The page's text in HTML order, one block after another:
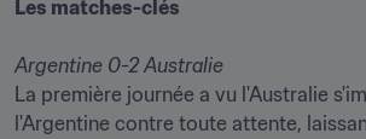
Les matches-clés
Argentine 0-2 Australie
La première journée a vu l'Australie
l'Argentine contre toute attente,